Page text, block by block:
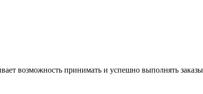
возможность принимать и успешно выполнять